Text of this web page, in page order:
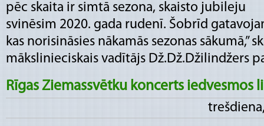
pēc skaita ir simtā sezona, skaisto jubileju
svinēsim 2020. gada rudenī. Šobrīd
kas norisināsies nākamās sezonas sākumā,”
mākslinieciskais vadītājs Dž.Dž.Džilindžers
Rīgas Ziemassvētku koncerts iedvesmos